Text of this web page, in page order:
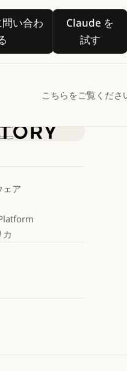
い合わ
営業担当に問い合わせる
Claude を
試す
Claude
こちらをご覧くださ
フトウェ
ェア
カ